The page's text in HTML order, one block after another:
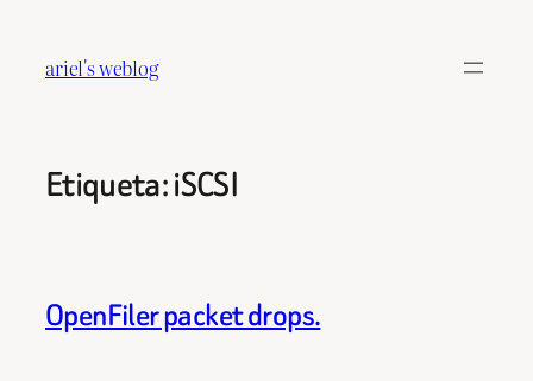
contenido
ariel's weblog
Etiqueta:iSCSI
OpenFiler packet drops.